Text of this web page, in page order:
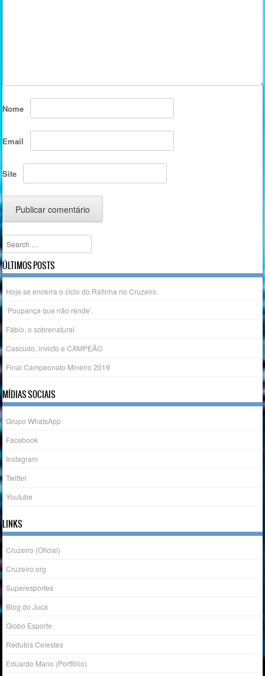
Nome
Email
Site
Search
ÚLTIMOS POSTS
Hoje se encerra o ciclo do Rafinha no Cruzeiro.
‘Poupança que não rende’.
Fábio, o sobrenatural
Cascudo, invicto e CAMPEÃO
Final Campeonato Mineiro 2019
MÍDIAS SOCIAIS
Grupo WhatsApp
Facebook
Instagram
Twitter
Youtube
LINKS
Cruzeiro (Oficial)
Cruzeiro.org
Superesportes
Blog do Juca
Globo Esporte
Redutos Celestes
Eduardo Mano (Portfólio)